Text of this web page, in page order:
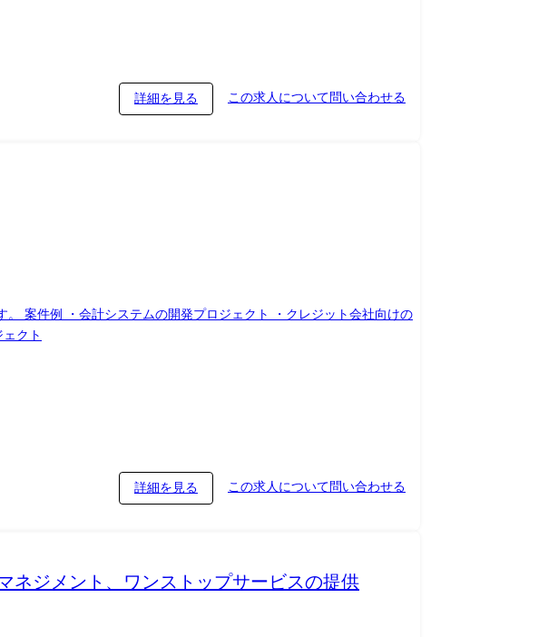
詳細を見る この求人について問い合わせる
の
クト
詳細を見る この求人について問い合わせる
ネジメント、ワンストップサービスの提供